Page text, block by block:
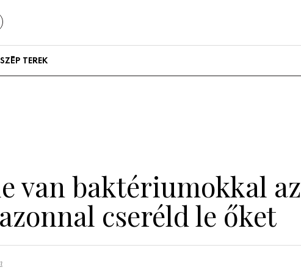
SZÉP TEREK
van baktériumokkal az
cseréld le őket